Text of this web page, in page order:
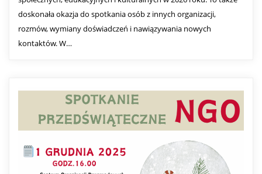
doskonała okazja do spotkania osób z innych organizacji,
rozmów, wymiany doświadczeń i nawiązywania nowych
kontaktów. W…